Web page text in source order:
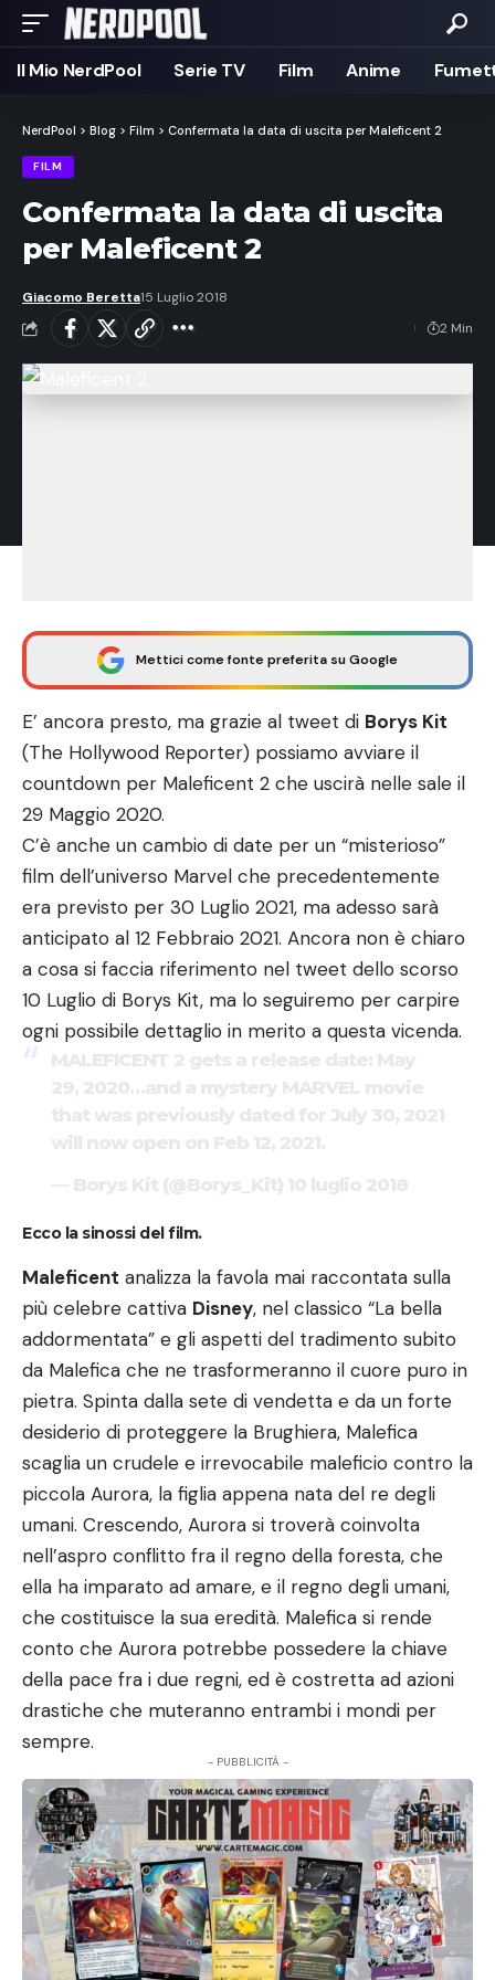
Il Mio NerdPool Serie TV Film Anime
NerdPool > Blog > Film > Confermata la data di uscita per Maleficent 2
FILM
Confermata la data di uscita
per Maleficent 2
Giacomo Beretta15 Luglio 2018
2 Min
Mettici come fonte preferita su Google
E’ ancora presto, ma grazie al tweet di Borys Kit
(The Hollywood Reporter) possiamo avviare il
countdown per Maleficent 2 che uscirà nelle sale il
29 Maggio 2020.
C’è anche un cambio di date per un “misterioso”
film dell’universo Marvel che precedentemente
era previsto per 30 Luglio 2021, ma adesso sarà
anticipato al 12 Febbraio 2021. Ancora non è chiaro
a cosa si faccia riferimento nel tweet dello scorso
10 Luglio di Borys Kit, ma lo seguiremo per carpire
ogni possibile dettaglio in merito a questa vicenda.
Ecco la sinossi del film.
Maleficent analizza la favola mai raccontata sulla
più celebre cattiva Disney, nel classico “La bella
addormentata” e gli aspetti del tradimento subito
da Malefica che ne trasformeranno il cuore puro in
pietra. Spinta dalla sete di vendetta e da un forte
desiderio di proteggere la Brughiera, Malefica
scaglia un crudele e irrevocabile maleficio contro la
piccola Aurora, la figlia appena nata del re degli
umani. Crescendo, Aurora si troverà coinvolta
nell’aspro conflitto fra il regno della foresta, che
ella ha imparato ad amare, e il regno degli umani,
che costituisce la sua eredità. Malefica si rende
conto che Aurora potrebbe possedere la chiave
della pace fra i due regni, ed è costretta ad azioni
drastiche che muteranno entrambi i mondi per
sempre.
- PUBBLICITÀ -